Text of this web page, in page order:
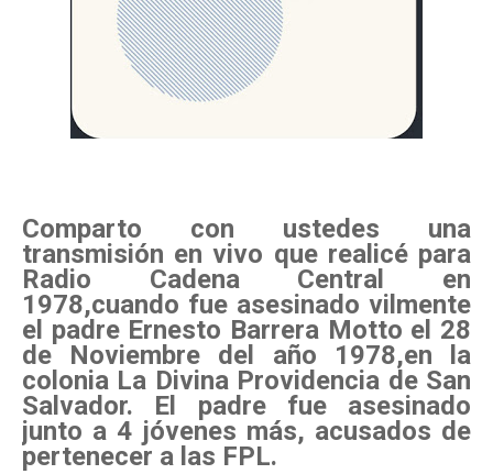
Comparto con ustedes una
transmisión en vivo que realicé para
Radio Cadena Central en
1978,cuando fue asesinado vilmente
el padre Ernesto Barrera Motto el 28
de Noviembre del año 1978,en la
colonia La Divina Providencia de San
Salvador. El padre fue asesinado
junto a 4 jóvenes más, acusados de
pertenecer a las FPL.